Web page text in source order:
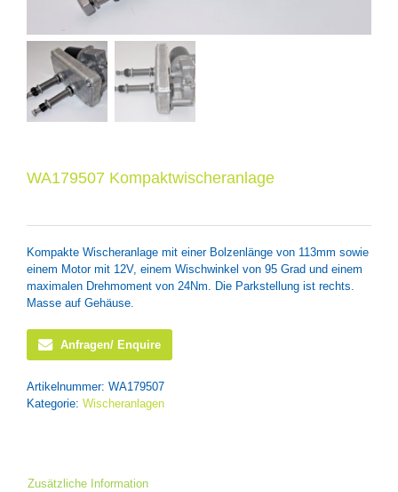
WA179507 Kompaktwischeranlage
Kompakte Wischeranlage mit einer Bolzenlänge von 113mm sowie
einem Motor mit 12V, einem Wischwinkel von 95 Grad und einem
maximalen Drehmoment von 24Nm. Die Parkstellung ist rechts.
Masse auf Gehäuse.
Anfragen/ Enquire
Artikelnummer: WA179507
Kategorie: Wischeranlagen
Zusätzliche Information